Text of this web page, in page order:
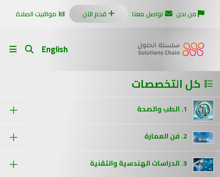
من نحن تواصل معنا قدم الآن مواقيت الصلاة
English
كل التخصصات
1. الطب والصحة
2. فن العمارة
3. الدراسات الهندسية والتقنية